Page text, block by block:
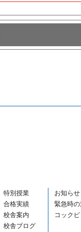
特別授業
合格実績
校舎案内
校舎ブログ
お知らせ
緊急時
コック